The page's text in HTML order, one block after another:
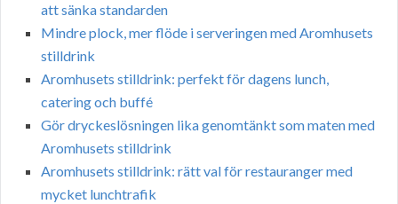
att sänka standarden
Mindre plock, mer flöde i serveringen med Aromhusets
stilldrink
Aromhusets stilldrink: perfekt för dagens lunch,
catering och buffé
Gör dryckeslösningen lika genomtänkt som maten med
Aromhusets stilldrink
Aromhusets stilldrink: rätt val för restauranger med
mycket lunchtrafik